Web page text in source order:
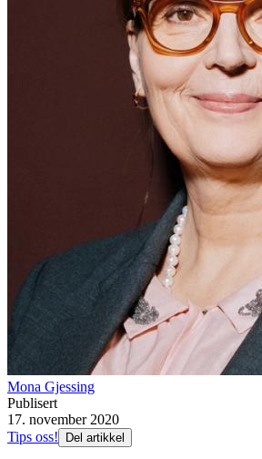
Mona Gjessing
Publisert
17. november 2020
Tips oss!
Del artikkel